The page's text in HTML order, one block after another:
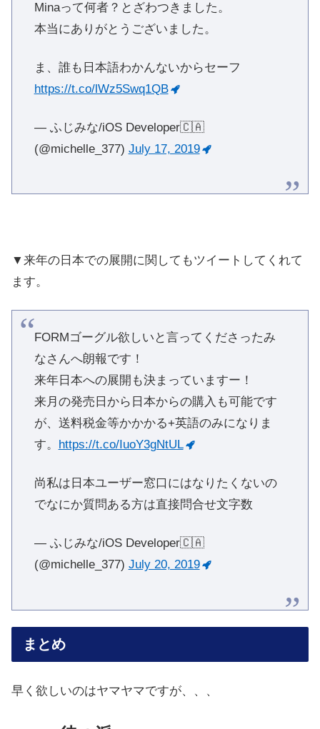
Minaって何者？とざわつきました。
本当にありがとうございました。
ま、誰も日本語わかんないからセーフ
https://t.co/lWz5Swq1QB
— ふじみな/iOS Developer🇨🇦
(@michelle_377) July 17, 2019
▼来年の日本での展開に関してもツイートしてくれて
ます。
FORMゴーグル欲しいと言ってくださったみ
なさんへ朗報です！
来年日本への展開も決まっていますー！
来月の発売日から日本からの購入も可能です
が、送料税金等かかかる+英語のみになりま
す。
https://t.co/IuoY3gNtUL
尚私は日本ユーザー窓口にはなりたくないの
でなにか質問ある方は直接問合せ文字数
— ふじみな/iOS Developer🇨🇦
(@michelle_377) July 20, 2019
まとめ
早く欲しいのはヤマヤマですが、、、